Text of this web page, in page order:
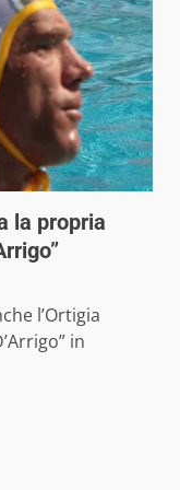
la propria
l’Ortigia
in